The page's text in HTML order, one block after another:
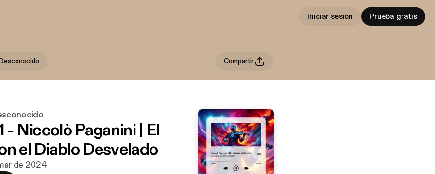
Iniciar sesión Prueba gratis
Compartir
- Niccolò Paganini | El
el Diablo Desvelado
de 2024